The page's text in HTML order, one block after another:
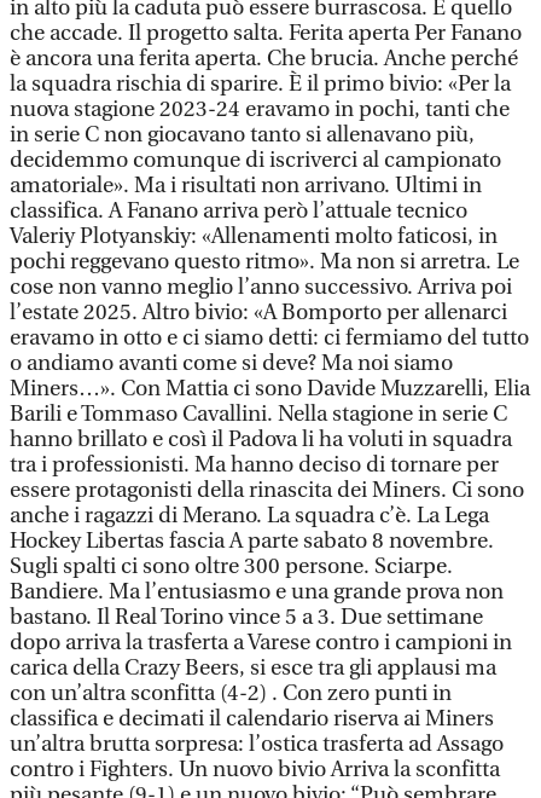
in alto più la caduta può essere burrascosa. È quello
che accade. Il progetto salta. Ferita aperta Per Fanano
è ancora una ferita aperta. Che brucia. Anche perché
la squadra rischia di sparire. È il primo bivio: «Per la
nuova stagione 2023-24 eravamo in pochi, tanti che
in serie C non giocavano tanto si allenavano più,
decidemmo comunque di iscriverci al campionato
amatoriale». Ma i risultati non arrivano. Ultimi in
classifica. A Fanano arriva però l’attuale tecnico
Valeriy Plotyanskiy: «Allenamenti molto faticosi, in
pochi reggevano questo ritmo». Ma non si arretra. Le
cose non vanno meglio l’anno successivo. Arriva poi
l’estate 2025. Altro bivio: «A Bomporto per allenarci
eravamo in otto e ci siamo detti: ci fermiamo del tutto
o andiamo avanti come si deve? Ma noi siamo
Miners…». Con Mattia ci sono Davide Muzzarelli, Elia
Barili e Tommaso Cavallini. Nella stagione in serie C
hanno brillato e così il Padova li ha voluti in squadra
tra i professionisti. Ma hanno deciso di tornare per
essere protagonisti della rinascita dei Miners. Ci sono
anche i ragazzi di Merano. La squadra c’è. La Lega
Hockey Libertas fascia A parte sabato 8 novembre.
Sugli spalti ci sono oltre 300 persone. Sciarpe.
Bandiere. Ma l’entusiasmo e una grande prova non
bastano. Il Real Torino vince 5 a 3. Due settimane
dopo arriva la trasferta a Varese contro i campioni in
carica della Crazy Beers, si esce tra gli applausi ma
con un’altra sconfitta (4-2) . Con zero punti in
classifica e decimati il calendario riserva ai Miners
un’altra brutta sorpresa: l’ostica trasferta ad Assago
contro i Fighters. Un nuovo bivio Arriva la sconfitta